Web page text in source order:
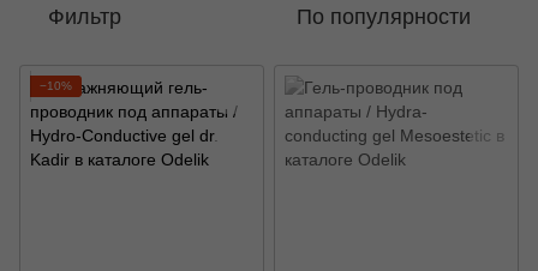
Фильтр По популярности
−10%